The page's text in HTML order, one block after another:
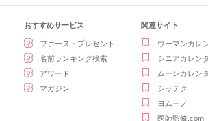
おすすめサービス
ファーストプレゼント
名前ランキング検索
アワード
マガジン
関連サイト
ウーマンカレ
シニアカレン
ムーンカレン
シッテク
ヨムーノ
医師監修.com